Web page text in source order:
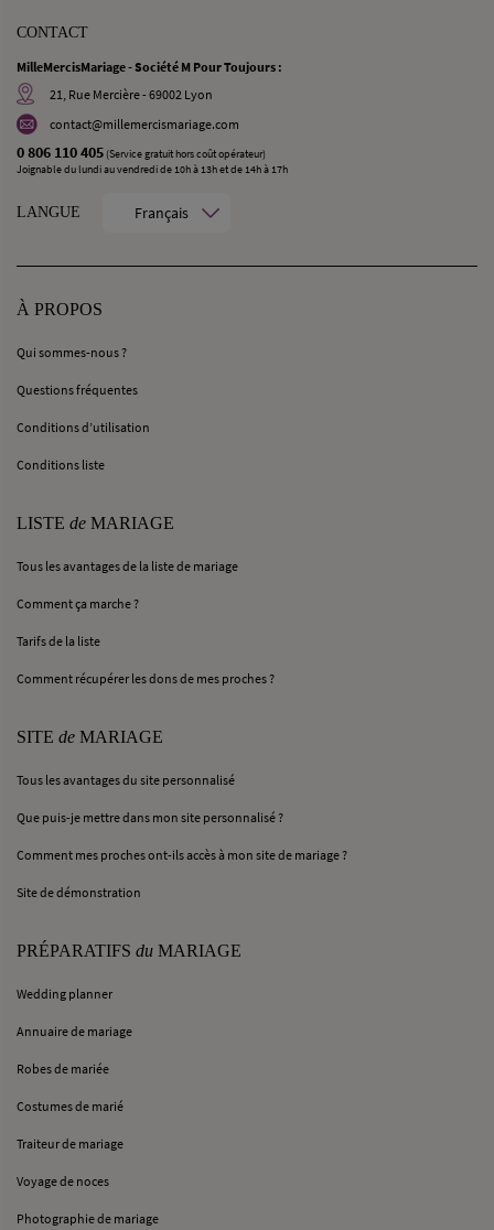
CONTACT
MilleMercisMariage - Société M Pour Toujours :
21, Rue Mercière - 69002 Lyon
contact@millemercismariage.com
0 806 110 405 (Service gratuit hors coût opérateur)
Joignable du lundi au vendredi de 10h à 13h et de 14h à 17h
LANGUE Français
À PROPOS
Qui sommes-nous ?
Questions fréquentes
Conditions d’utilisation
Conditions liste
LISTE de MARIAGE
Tous les avantages de la liste de mariage
Comment ça marche ?
Tarifs de la liste
Comment récupérer les dons de mes proches ?
SITE de MARIAGE
Tous les avantages du site personnalisé
Que puis-je mettre dans mon site personnalisé ?
Comment mes proches ont-ils accès à mon site de mariage ?
Site de démonstration
PRÉPARATIFS du MARIAGE
Wedding planner
Annuaire de mariage
Robes de mariée
Costumes de marié
Traiteur de mariage
Voyage de noces
Photographie de mariage